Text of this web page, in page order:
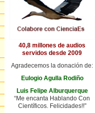
40,8 millones de audios
servidos desde 2009
Agradecemos la donación de:
Eulogio Agulla Rodiño
Luis Felipe Alburquerque
“Me encanta Hablando Con
Científicos. Felicidades!!”